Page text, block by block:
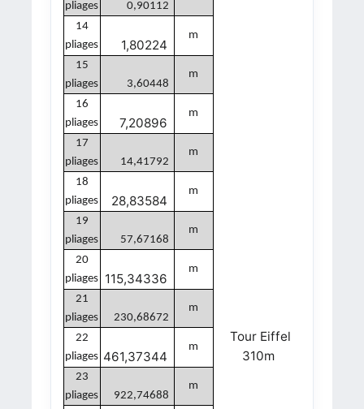
pliages 0,90112
14
pliages
1,80224
m
15
pliages
3,60448
m
16
pliages
7,20896
m
17
pliages
14,41792
m
18
pliages
28,83584
m
19
pliages
57,67168
m
20
pliages 115,34336
m
21
pliages
230,68672
m
22
pliages 461,37344
m
Tour Eiffel
310m
23
pliages
922,74688
m